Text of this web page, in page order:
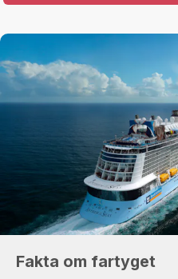
Fakta om fartyget